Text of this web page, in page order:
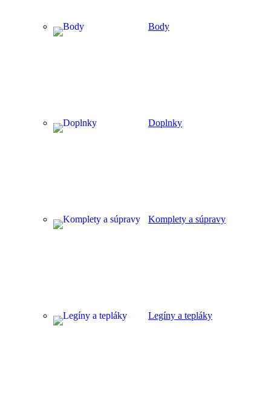
Body
Doplnky
Komplety a súpravy
Legíny a tepláky